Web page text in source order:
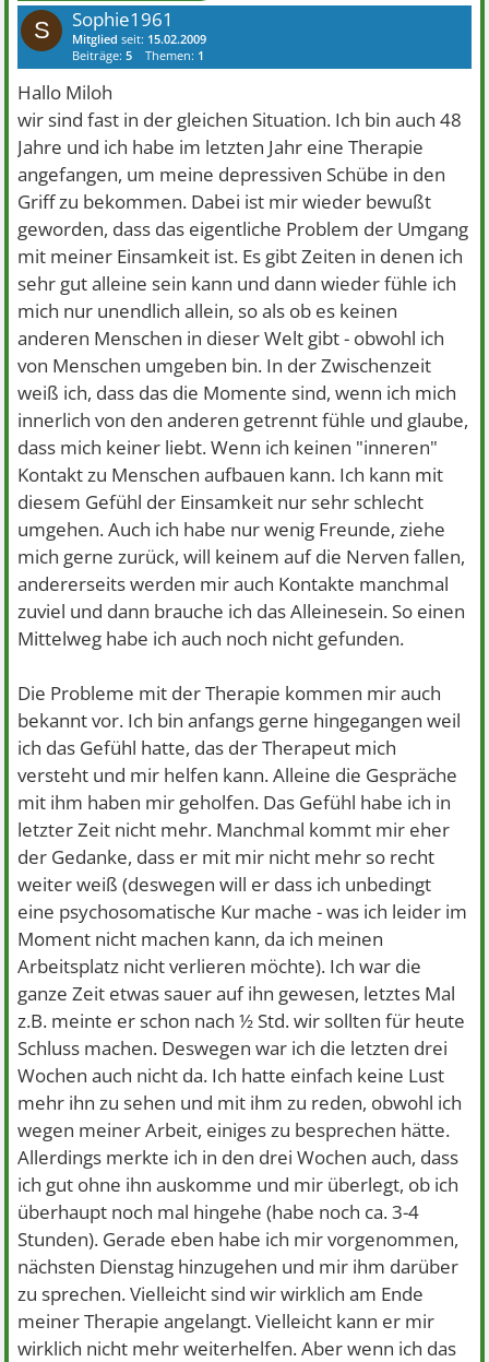
S Sophie1961
Mitglied seit: 15.02.2009
Beiträge:5 Themen: 1
Hallo Miloh
wir sind fast in der gleichen Situation. Ich bin auch 48
Jahre und ich habe im letzten Jahr eine Therapie
angefangen, um meine depressiven Schübe in den
Griff zu bekommen. Dabei ist mir wieder bewußt
geworden, dass das eigentliche Problem der Umgang
mit meiner Einsamkeit ist. Es gibt Zeiten in denen ich
sehr gut alleine sein kann und dann wieder fühle ich
mich nur unendlich allein, so als ob es keinen
anderen Menschen in dieser Welt gibt - obwohl ich
von Menschen umgeben bin. In der Zwischenzeit
weiß ich, dass das die Momente sind, wenn ich mich
innerlich von den anderen getrennt fühle und glaube,
dass mich keiner liebt. Wenn ich keinen "inneren"
Kontakt zu Menschen aufbauen kann. Ich kann mit
diesem Gefühl der Einsamkeit nur sehr schlecht
umgehen. Auch ich habe nur wenig Freunde, ziehe
mich gerne zurück, will keinem auf die Nerven fallen,
andererseits werden mir auch Kontakte manchmal
zuviel und dann brauche ich das Alleinesein. So einen
Mittelweg habe ich auch noch nicht gefunden.
Die Probleme mit der Therapie kommen mir auch
bekannt vor. Ich bin anfangs gerne hingegangen weil
ich das Gefühl hatte, das der Therapeut mich
versteht und mir helfen kann. Alleine die Gespräche
mit ihm haben mir geholfen. Das Gefühl habe ich in
letzter Zeit nicht mehr. Manchmal kommt mir eher
der Gedanke, dass er mit mir nicht mehr so recht
weiter weiß (deswegen will er dass ich unbedingt
eine psychosomatische Kur mache - was ich leider im
Moment nicht machen kann, da ich meinen
Arbeitsplatz nicht verlieren möchte). Ich war die
ganze Zeit etwas sauer auf ihn gewesen, letztes Mal
z.B. meinte er schon nach ½ Std. wir sollten für heute
Schluss machen. Deswegen war ich die letzten drei
Wochen auch nicht da. Ich hatte einfach keine Lust
mehr ihn zu sehen und mit ihm zu reden, obwohl ich
wegen meiner Arbeit, einiges zu besprechen hätte.
Allerdings merkte ich in den drei Wochen auch, dass
ich gut ohne ihn auskomme und mir überlegt, ob ich
überhaupt noch mal hingehe (habe noch ca. 3-4
Stunden). Gerade eben habe ich mir vorgenommen,
nächsten Dienstag hinzugehen und mir ihm darüber
zu sprechen. Vielleicht sind wir wirklich am Ende
meiner Therapie angelangt. Vielleicht kann er mir
wirklich nicht mehr weiterhelfen. Aber wenn ich das